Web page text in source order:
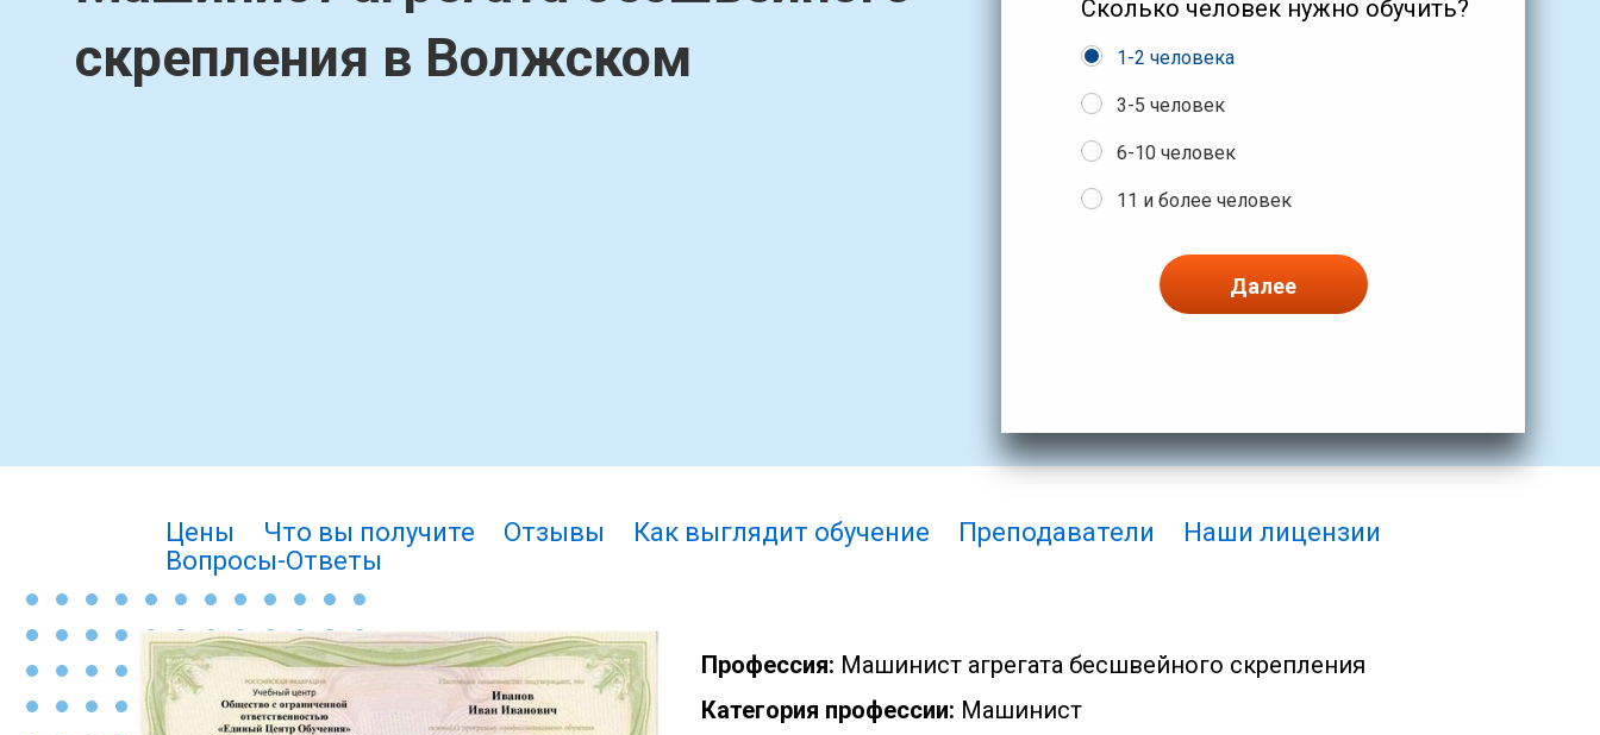
скрепления в Волжском
Сколько человек нужно обучить?
1-2 человека
3-5 человек
6-10 человек
11 и более человек
Далее
Цены Что вы получите Отзывы Как выглядит обучение Преподаватели
Наши лицензии
Вопросы-Ответы
Профессия: Машинист агрегата бесшвейного скрепления
Категория профессии: Машинист